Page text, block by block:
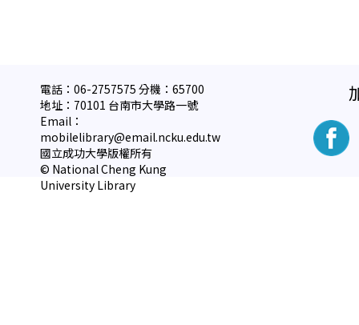
電話：06-2757575 分機：65700
地址：70101 台南市大學路一號
Email：
mobilelibrary@email.ncku.edu.tw
國立成功大學版權所有
© National Cheng Kung
University Library